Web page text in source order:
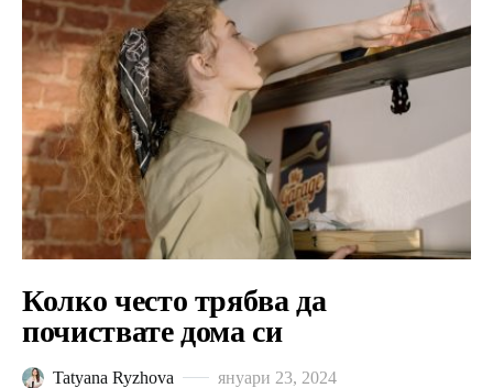
Колко често трябва да
почиствате дома си
Tatyana Ryzhova януари 23, 2024